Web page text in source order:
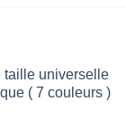
taille universelle
( 7 couleurs )